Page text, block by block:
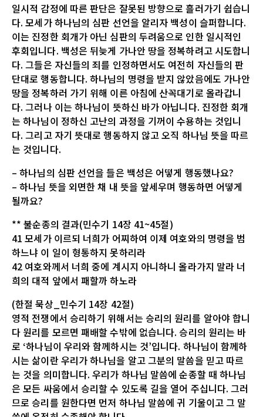
일시적 감정에 따른 판단은 잘못된 방향으로 흘러가기 쉽습니
다. 모세가 하나님의 심판 선언을 알리자 백성이 슬퍼합니다.
이는 진정한 회개가 아닌 심판의 두려움으로 인한 일시적인
후회입니다. 백성은 뒤늦게 가나안 땅을 정복하려고 시도합니
다. 그들은 자신들의 죄를 인정하면서도 여전히 자신들의 판
단대로 행동합니다. 하나님의 명령을 받지 않았음에도 가나안
땅을 정복하러 가기 위해 이른 아침에 산꼭대기로 올라갑니
다. 그러나 이는 하나님이 뜻하신 바가 아닙니다. 진정한 회개
는 하나님이 정하신 고난의 과정을 기꺼이 수용하는 것입니
다. 그리고 자기 뜻대로 행동하지 않고 오직 하나님 뜻을 따르
는 것입니다.
– 하나님의 심판 선언을 들은 백성은 어떻게 행동했나요?
– 하나님 뜻을 외면한 채 내 뜻을 앞세우며 행동하면 어떻게
될까요?
** 불순종의 결과(민수기 14장 41~45절)
41 모세가 이르되 너희가 어찌하여 이제 여호와의 명령을 범
하느냐 이 일이 형통하지 못하리라
42 여호와께서 너희 중에 계시지 아니하니 올라가지 말라 너
희의 대적 앞에서 패할까 하노라
(한절 묵상_민수기 14장 42절)
영적 전쟁에서 승리하기 위해서는 승리의 원리를 알아야 합니
다 원리를 모르면 패배할 수밖에 없습니다. 승리의 원리는 바
로 ‘하나님이 우리와 함께하시는 것’입니다. 하나님이 함께하
시는 삶이란 우리가 하나님을 알고 그분의 말씀을 믿고 따르
는 것을 의미합니다. 우리가 하나님 말씀에 순종할 때 하나님
은 모든 싸움에서 승리할 수 있도록 길을 열어 주십니다. 그러
므로 승리를 원한다면 먼저 하나님 말씀에 귀 기울이고 그 말